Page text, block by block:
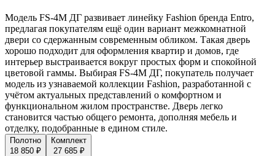
Модель FS-4M ДГ развивает линейку Fashion бренда Entro,
предлагая покупателям ещё один вариант межкомнатной
двери со сдержанным современным обликом. Такая дверь
хорошо подходит для оформления квартир и домов, где
интерьер выстраивается вокруг простых форм и спокойной
цветовой гаммы. Выбирая FS-4M ДГ, покупатель получает
модель из узнаваемой коллекции Fashion, разработанной с
учётом актуальных представлений о комфортном и
функциональном жилом пространстве. Дверь легко
становится частью общего ремонта, дополняя мебель и
отделку, подобранные в едином стиле.
Полотно
18 850 ₽
Комплект
27 685 ₽